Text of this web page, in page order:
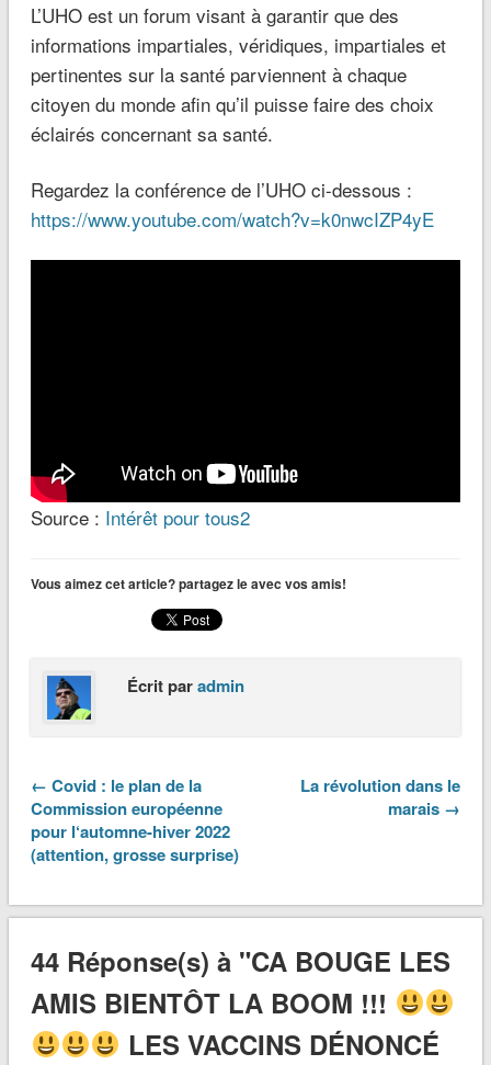
L’UHO est un forum visant à garantir que des
informations impartiales, véridiques, impartiales et
pertinentes sur la santé parviennent à chaque
citoyen du monde afin qu’il puisse faire des choix
éclairés concernant sa santé.
Regardez la conférence de l’UHO ci-dessous :
https://www.youtube.com/watch?v=k0nwcIZP4yE
Source : Intérêt pour tous2
Vous aimez cet article? partagez le avec vos amis!
Écrit paradmin
← Covid : le plan de la
Commission européenne
pour l‘automne-hiver 2022
(attention, grosse surprise)
La révolution dans le
marais →
44 Réponse(s) à "CA BOUGE LES
AMIS BIENTÔT LA BOOM !!!
LES VACCINS DÉNONCÉ